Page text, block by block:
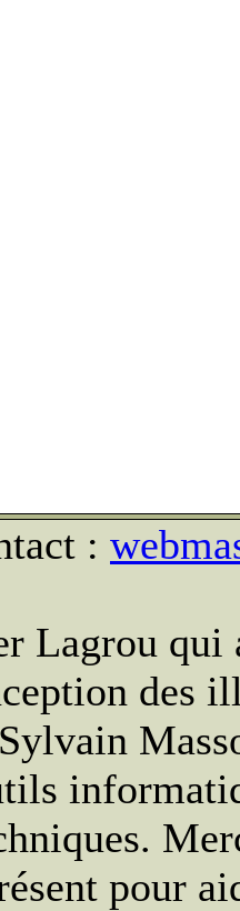
:
Lagrou qui
des
pour